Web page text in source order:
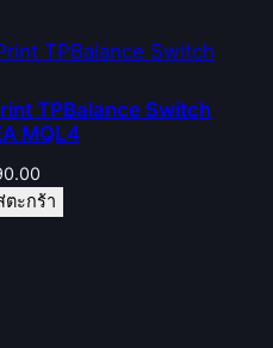
TPBalance Switch
MQL4
ตะกร้า